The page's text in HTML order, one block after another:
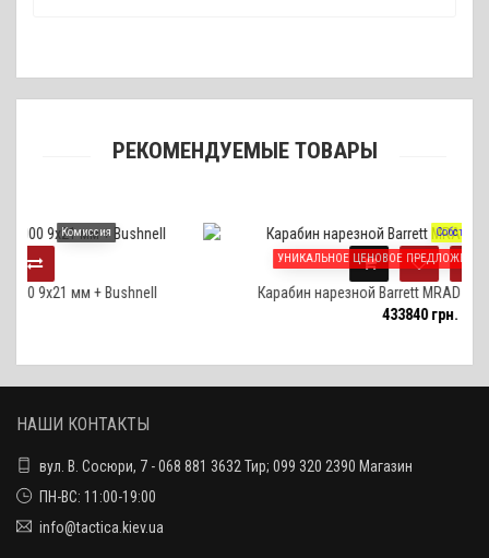
РЕКОМЕНДУЕМЫЕ ТОВАРЫ
Bushnell
Собственный импорт
УНИКАЛЬНОЕ ЦЕНОВОЕ ПРЕДЛОЖЕНИЕ, ЗВОНИТЕ!
Карабин нарезной Barrett MRAD кал.338LM 26"
НАШИ КОНТАКТЫ
вул. В. Сосюри, 7 - 068 881 3632 Тир; 099 320 2390 Магазин
ПН-ВС: 11:00-19:00
info@tactica.kiev.ua